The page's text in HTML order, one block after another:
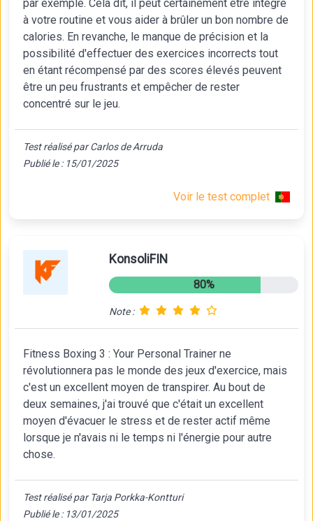
par exemple. Cela dit, il peut certainement être intégré
à votre routine et vous aider à brûler un bon nombre de
calories. En revanche, le manque de précision et la
possibilité d'effectuer des exercices incorrects tout
en étant récompensé par des scores élevés peuvent
être un peu frustrants et empêcher de rester
concentré sur le jeu.
Test réalisé par Carlos de Arruda
Publié le : 15/01/2025
Voir le test complet
KonsoliFIN
80%
Note :
Fitness Boxing 3 : Your Personal Trainer ne
révolutionnera pas le monde des jeux d'exercice, mais
c'est un excellent moyen de transpirer. Au bout de
deux semaines, j'ai trouvé que c'était un excellent
moyen d'évacuer le stress et de rester actif même
lorsque je n'avais ni le temps ni l'énergie pour autre
chose.
Test réalisé par Tarja Porkka-Kontturi
Publié le : 13/01/2025